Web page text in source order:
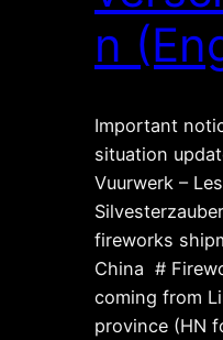
n
Important
situation
Vuurwerk –
fireworks
China #
coming from
province (HN